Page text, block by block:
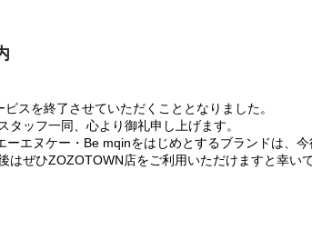
スを終了させていただくこととなりました。
ッフ一同、心より御礼申し上げます。
エヌケー・Be mqinをはじめとするブランドは、
ぜひZOZOTOWN店をご利用いただけますと幸いで